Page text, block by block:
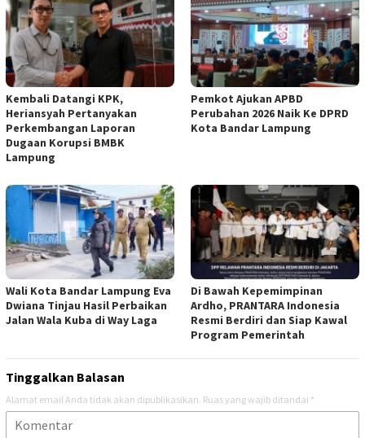
Kembali Datangi KPK,
Heriansyah Pertanyakan
Perkembangan Laporan
Dugaan Korupsi BMBK
Lampung
Pemkot Ajukan APBD
Perubahan 2026 Naik Ke DPRD
Kota Bandar Lampung
Wali Kota Bandar Lampung Eva
Dwiana Tinjau Hasil Perbaikan
Jalan Wala Kuba di Way Laga
Di Bawah Kepemimpinan
Ardho, PRANTARA Indonesia
Resmi Berdiri dan Siap Kawal
Program Pemerintah
Tinggalkan Balasan
Alamat email Anda tidak akan dipublikasikan. Ruas yang wajib ditandai *